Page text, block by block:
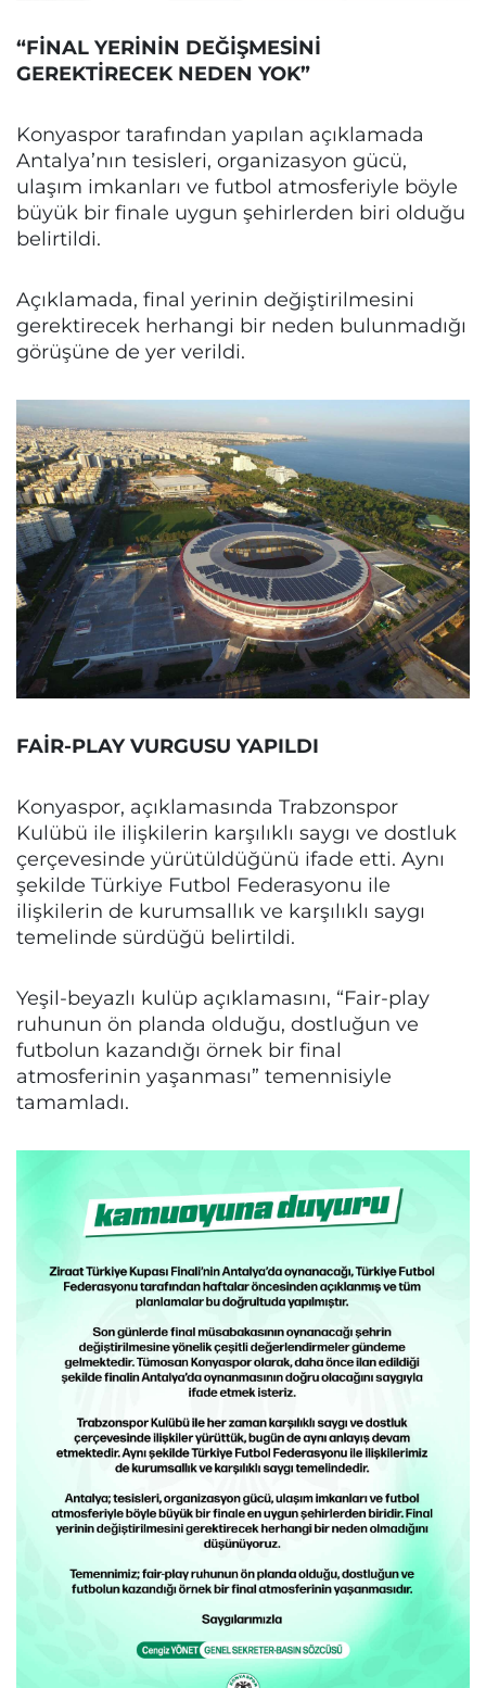
“FİNAL YERİNİN DEĞİŞMESİNİ
GEREKTİRECEK NEDEN YOK”
Konyaspor tarafından yapılan açıklamada
Antalya’nın tesisleri, organizasyon gücü,
ulaşım imkanları ve futbol atmosferiyle böyle
büyük bir finale uygun şehirlerden biri olduğu
belirtildi.
Açıklamada, final yerinin değiştirilmesini
gerektirecek herhangi bir neden bulunmadığı
görüşüne de yer verildi.
FAİR-PLAY VURGUSU YAPILDI
Konyaspor, açıklamasında Trabzonspor
Kulübü ile ilişkilerin karşılıklı saygı ve dostluk
çerçevesinde yürütüldüğünü ifade etti. Aynı
şekilde Türkiye Futbol Federasyonu ile
ilişkilerin de kurumsallık ve karşılıklı saygı
temelinde sürdüğü belirtildi.
Yeşil-beyazlı kulüp açıklamasını, “Fair-play
ruhunun ön planda olduğu, dostluğun ve
futbolun kazandığı örnek bir final
atmosferinin yaşanması” temennisiyle
tamamladı.